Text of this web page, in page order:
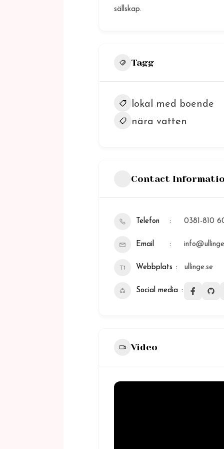
sällskap.
Tagg
lokal med boende
nära vatten
Contact
Telefon 0381-810
Email
Webbplats ullinge.se
Social media
Video